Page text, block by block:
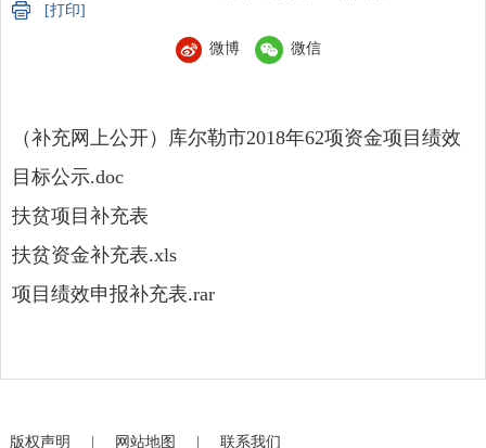
[打印]
微博 微信
（补充网上公开）库尔勒市2018年62项资金项目绩效
目标公示.doc
扶贫项目补充表
扶贫资金补充表.xls
项目绩效申报补充表.rar
版权声明 | 网站地图 | 联系我们